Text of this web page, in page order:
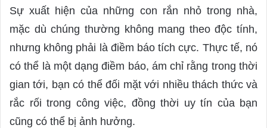
Sự xuất hiện của những con rắn nhỏ trong nhà,
mặc dù chúng thường không mang theo độc tính,
nhưng không phải là điềm báo tích cực. Thực tế, nó
có thể là một dạng điềm báo, ám chỉ rằng trong thời
gian tới, bạn có thể đối mặt với nhiều thách thức và
rắc rối trong công việc, đồng thời uy tín của bạn
cũng có thể bị ảnh hưởng.